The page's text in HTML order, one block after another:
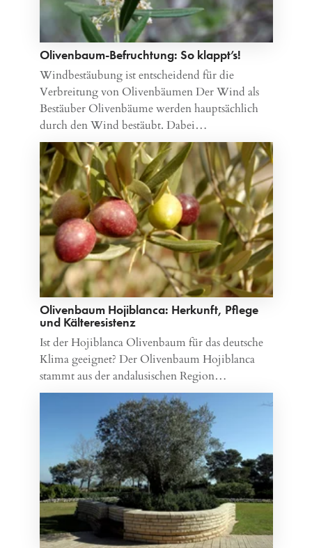
Olivenbaum-Befruchtung: So klappt’s!
Windbestäubung ist entscheidend für die
Verbreitung von Olivenbäumen Der Wind als
Bestäuber Olivenbäume werden hauptsächlich
durch den Wind bestäubt. Dabei…
Olivenbaum Hojiblanca: Herkunft, Pflege
und Kälteresistenz
Ist der Hojiblanca Olivenbaum für das deutsche
Klima geeignet? Der Olivenbaum Hojiblanca
stammt aus der andalusischen Region…